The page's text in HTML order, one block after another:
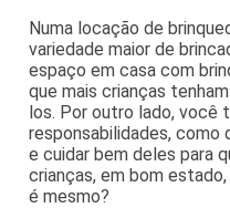
Numa locação de
variedade maior de
espaço em casa com
que mais crianças
los. Por outro lado, você
responsabilidades, como
e cuidar bem deles para
crianças, em bom
é mesmo?